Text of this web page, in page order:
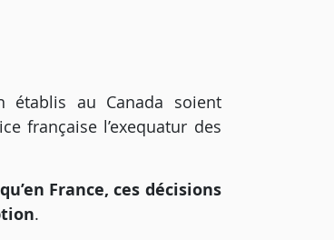
au Canada soient
française l’exequatur des
France, ces décisions
.